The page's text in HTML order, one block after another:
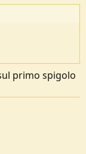
primo spigolo